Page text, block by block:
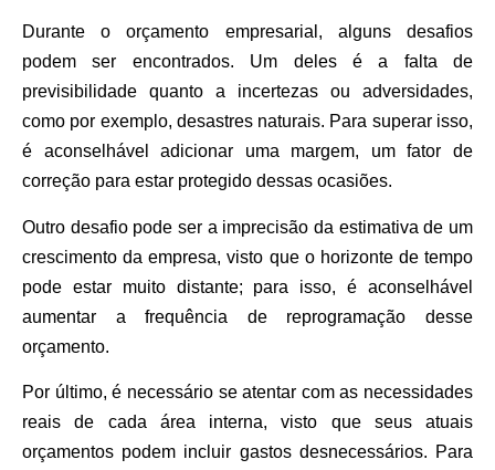
Durante o orçamento empresarial, alguns desafios
podem ser encontrados. Um deles é a falta de
previsibilidade quanto a incertezas ou adversidades,
como por exemplo, desastres naturais. Para superar isso,
é aconselhável adicionar uma margem, um fator de
correção para estar protegido dessas ocasiões.
Outro desafio pode ser a imprecisão da estimativa de um
crescimento da empresa, visto que o horizonte de tempo
pode estar muito distante; para isso, é aconselhável
aumentar a frequência de reprogramação desse
orçamento.
Por último, é necessário se atentar com as necessidades
reais de cada área interna, visto que seus atuais
orçamentos podem incluir gastos desnecessários. Para